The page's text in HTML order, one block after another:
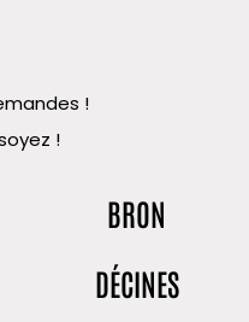
!
!
BRON
DÉCINES